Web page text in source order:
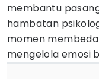
membantu
hambatan
momen
mengelola emosi